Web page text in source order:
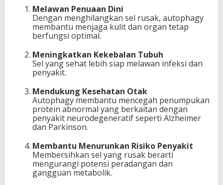
Melawan Penuaan Dini
Dengan menghilangkan sel rusak, autophagy
membantu menjaga kulit dan organ tetap
berfungsi optimal.
Meningkatkan Kekebalan Tubuh
Sel yang sehat lebih siap melawan infeksi dan
penyakit.
Mendukung Kesehatan Otak
Autophagy membantu mencegah penumpukan
protein abnormal yang berkaitan dengan
penyakit neurodegeneratif seperti Alzheimer
dan Parkinson.
Membantu Menurunkan Risiko Penyakit
Membersihkan sel yang rusak berarti
mengurangi potensi peradangan dan
gangguan metabolik.